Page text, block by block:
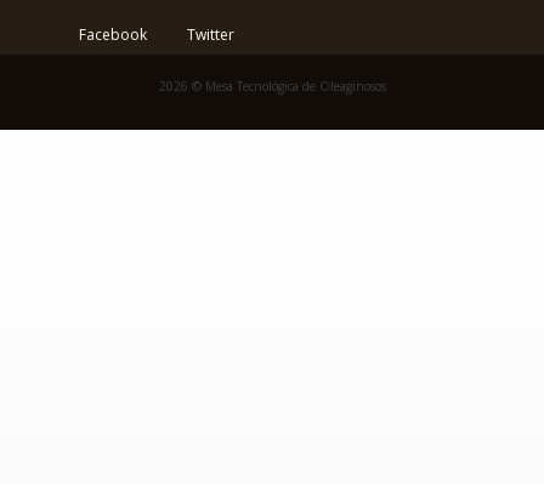
Facebook Twitter
2026 © Mesa Tecnológica de Oleaginosos